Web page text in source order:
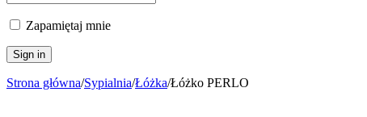
Zapamiętaj mnie
Strona główna/Sypialnia/Łóżka/Łóżko PERLO